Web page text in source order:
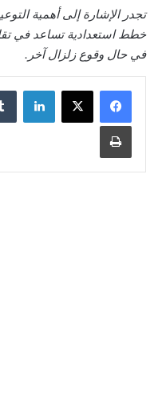
تجدر الإشارة إلى أهمية
خطط استعدادية تساعد في
في حال وقوع زلزال آخر.
لينكدإن